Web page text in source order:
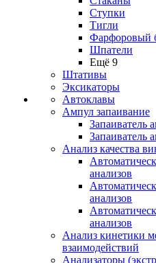
Ступки
Тигли
Фарфоровый
Шпатели
Ещё 9
Штативы
Эксикаторы
Автоклавы
Ампул запаивание
Запаиватель
Запаиватель
Анализ качества
анализов
анализов
анализов
Анализ кинетики
взаимодействий
Анализаторы